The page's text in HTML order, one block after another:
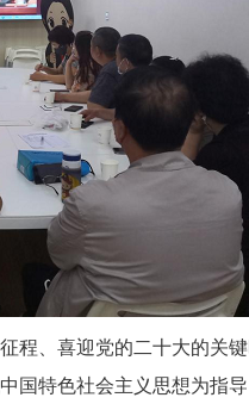
程、喜迎党的二十大的关
国特色社会主义思想为指